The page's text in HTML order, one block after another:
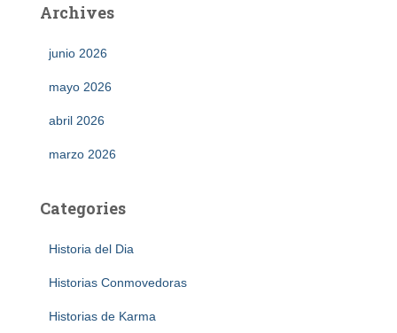
Archives
junio 2026
mayo 2026
abril 2026
marzo 2026
Categories
Historia del Dia
Historias Conmovedoras
Historias de Karma